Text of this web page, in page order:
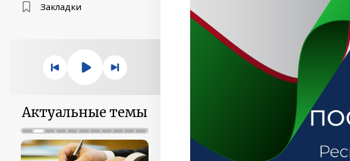
Закладки
Актуальные темы